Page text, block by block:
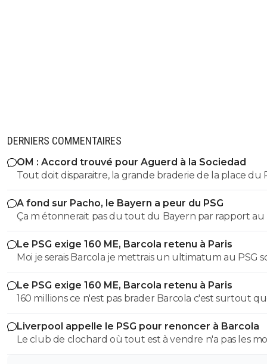
DERNIERS COMMENTAIRES
OM : Accord trouvé pour Aguerd à la Sociedad
Tout doit disparaitre, la grande braderie de la place du
continue ! 😂🤣🤣
A fond sur Pacho, le Bayern a peur du PSG
Ça m étonnerait pas du tout du Bayern par rapport au
athlétique et mental de pacho qui correspond à ce qu
le Bayern habituellement à l image d’un boateng ou
Lucio. Mais aucune chance que ça se fasse cette
ont quand même déjà upamecano, kim et tah qui
correspondent à un profil similaire, alors, à moins de
partir 1 des 2 titulaires, je verrais pas l’intérêt de pacho
au Bayern.
Le PSG exige 160 ME, Barcola retenu à Paris
Moi je serais Barcola je mettrais un ultimatum au PSG
vous me laissez partir soit je vais à la fin de mon contrat.
Le PSG exige 160 ME, Barcola retenu à Paris
160 millions ce n'est pas brader Barcola c'est surtout
Liverpool ou un autre club ne payera jamais cette
pour un joueur qui n'est plus titulaire au PSG et à qui
une année de contrat. C'est de la folie pure.
Liverpool appelle le PSG pour renoncer à Barcola
Le club de clochard où tout est à vendre n'a pas les
d'avoir un état derrière lui avec des fonds illimités. Si